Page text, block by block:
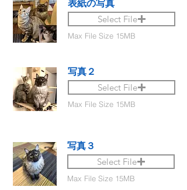
表紙の写真
Select File
Max File Size 15MB
写真２
Select File
Max File Size 15MB
写真３
Select File
Max File Size 15MB